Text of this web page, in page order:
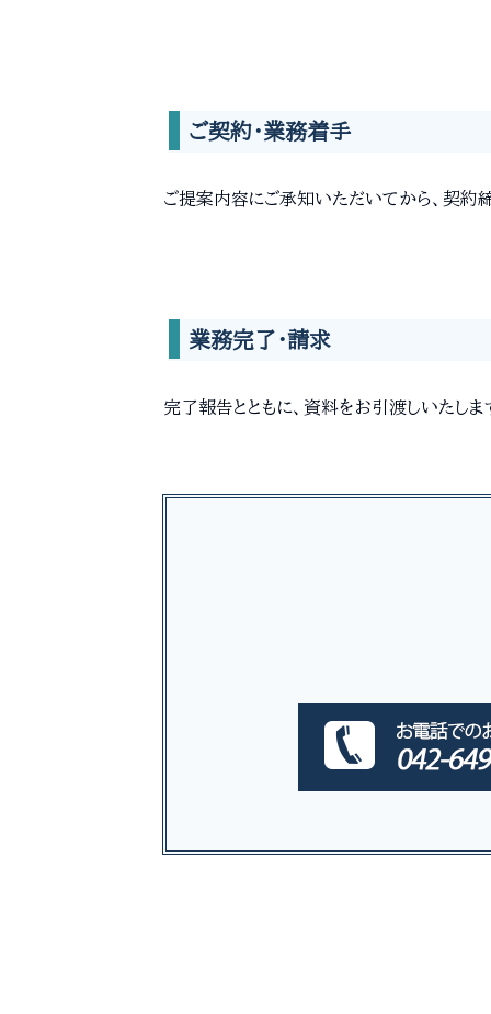
ご契約・業務着手
ご提案内容にご承知いただいてから、契約
業務完了・請求
完了報告とともに、資料をお引渡しいたし